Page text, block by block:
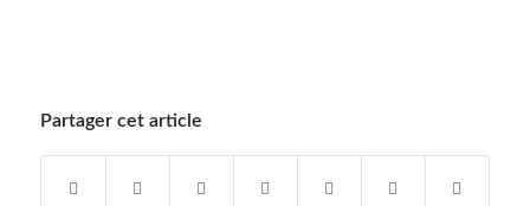
Partager cet article